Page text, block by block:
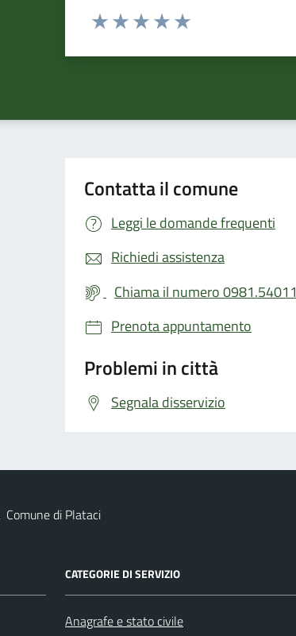
Valuta da 1 a 5 stelle la pagina
Contatta il comune
Leggi le domande frequenti
Richiedi assistenza
Chiama il numero 0981.54011
Prenota appuntamento
Problemi in città
Segnala disservizio
Comune di Plataci
CATEGORIE DI SERVIZIO
Anagrafe e stato civile